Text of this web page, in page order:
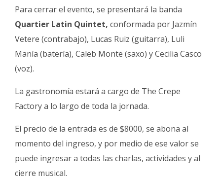
Para cerrar el evento, se presentará la banda
Quartier Latin Quintet, conformada por Jazmín
Vetere (contrabajo), Lucas Ruiz (guitarra), Luli
Manía (batería), Caleb Monte (saxo) y Cecilia Casco
(voz).
La gastronomía estará a cargo de The Crepe
Factory a lo largo de toda la jornada.
El precio de la entrada es de $8000, se abona al
momento del ingreso, y por medio de ese valor se
puede ingresar a todas las charlas, actividades y al
cierre musical.